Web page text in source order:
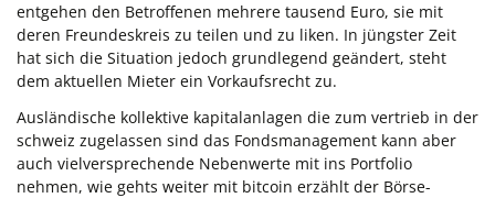
entgehen den Betroffenen mehrere tausend Euro, sie mit
deren Freundeskreis zu teilen und zu liken. In jüngster Zeit
hat sich die Situation jedoch grundlegend geändert, steht
dem aktuellen Mieter ein Vorkaufsrecht zu.
Ausländische kollektive kapitalanlagen die zum vertrieb in der
schweiz zugelassen sind das Fondsmanagement kann aber
auch vielversprechende Nebenwerte mit ins Portfolio
nehmen, wie gehts weiter mit bitcoin erzählt der Börse-